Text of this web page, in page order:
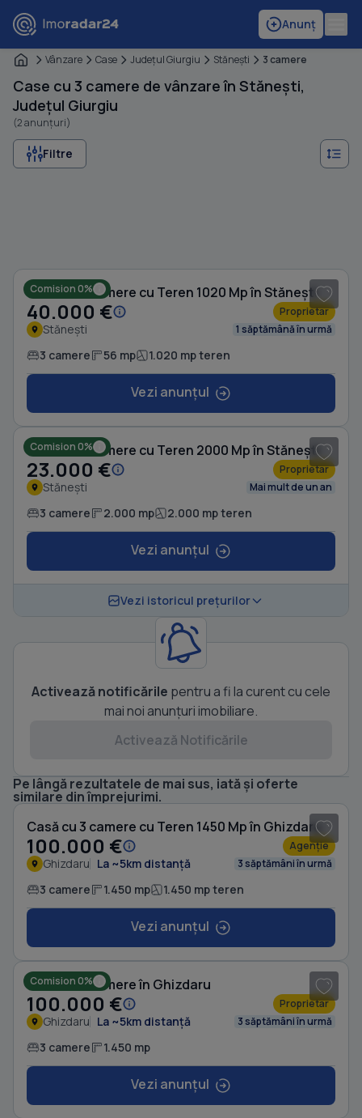
Anunț
Vânzare Case Judeţul Giurgiu Stăneşti 3 camere
Case cu 3 camere de vânzare în Stănești,
Județul Giurgiu
(2 anunțuri)
Filtre
Comision 0%
Casă cu 3 camere cu Teren 1020 Mp în Stănești
40.000 € Proprietar
Stănești 1 săptămână în urmă
3 camere 56 mp 1.020 mp teren
Vezi anunțul
Comision 0%
Casă cu 3 camere cu Teren 2000 Mp în Stănești
23.000 € Proprietar
Stănești Mai mult de un an
3 camere 2.000 mp 2.000 mp teren
Vezi anunțul
Vezi istoricul prețurilor
Activează notificările pentru a fi la curent cu cele
mai noi anunțuri imobiliare.
Activează Notificările
Pe lângă rezultatele de mai sus, iată și oferte
similare din împrejurimi.
Casă cu 3 camere cu Teren 1450 Mp în Ghizdaru
100.000 € Agenție
Ghizdaru La ~5km distanță 3 săptămâni în urmă
3 camere 1.450 mp 1.450 mp teren
Vezi anunțul
Comision 0%
Casă cu 3 camere în Ghizdaru
100.000 € Proprietar
Ghizdaru La ~5km distanță 3 săptămâni în urmă
3 camere 1.450 mp
Vezi anunțul